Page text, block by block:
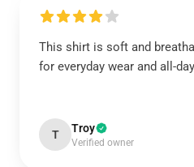
This shirt is soft and
for everyday wear and all-
T Troy
Verified owner